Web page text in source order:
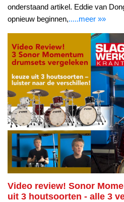
onderstaand artikel. Eddie van
opnieuw beginnen,.....meer »»
Video review! Sonor
uit 3 houtsoorten - alle 3